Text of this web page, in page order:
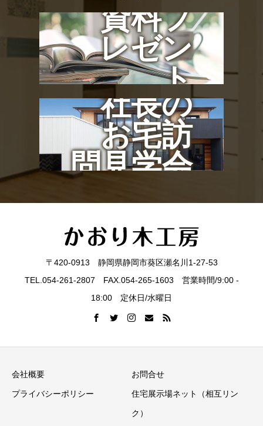
資料プ
レゼン
ト
社長の
お宅訪
問見学会
〒420-0913 静岡県静岡市葵区瀬名川1-27-53
TEL.054-261-2807 FAX.054-265-1603 営業時間/9:00 -
18:00 定休日/水曜日
会社概要 お問合せ
プライバシーポリシー 住宅展示場ネット（相互リン
ク）